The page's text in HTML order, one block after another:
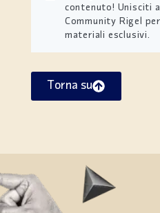
contenuto! Unisciti
Community Rigel
materiali esclusivi.
Torna su